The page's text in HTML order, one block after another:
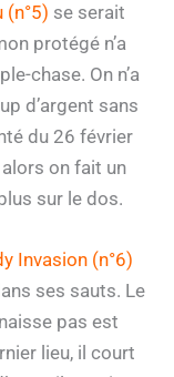
(n°5) se serait
protégé n’a
chase. On n’a
d’argent sans
du 26 février
on fait un
sur le dos.
Invasion (n°6)
ses sauts. Le
pas est
lieu, il court